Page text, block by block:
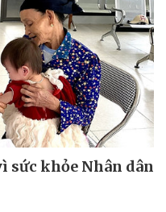
sức khỏe Nhân dân